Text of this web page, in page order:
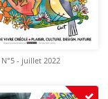
N°5 - juillet 2022